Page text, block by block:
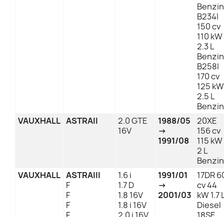
B234I
150 cv
110 kW
2.3 L
B258I
170 cv
125 kW
2.5 L
VAUXHALL ASTRAII
2.0 GTE
16V
1988/05
→
1991/08
20XE
156 cv
115 kW
2 L
VAUXHALL ASTRAIII
F
F
F
1.6 i
1.7 D
1.8 16V
1.8 i 16V
1991/01
→
2001/03
17DR
cv 44
kW 1.7
Diesel